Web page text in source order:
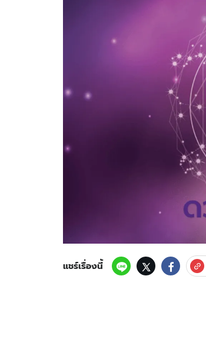
ดาวน์โหลดสนุกแอปฟรี
บริษัท อิมเมจ ฟิวเจอร์ (ประเ
แชร์เรื่องนี้